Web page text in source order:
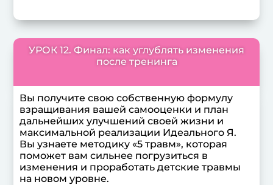
УРОК 12. Финал: как углублять изменения
после тренинга
Вы получите свою собственную формулу
взращивания вашей самооценки и план
дальнейших улучшений своей жизни и
максимальной реализации Идеального Я.
Вы узнаете методику «5 травм», которая
поможет вам сильнее погрузиться в
изменения и проработать детские травмы
на новом уровне.